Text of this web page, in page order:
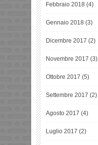
Febbraio 2018 (4)
Gennaio 2018 (3)
Dicembre 2017 (2)
Novembre 2017 (3)
Ottobre 2017 (5)
Settembre 2017 (2)
Agosto 2017 (4)
Luglio 2017 (2)